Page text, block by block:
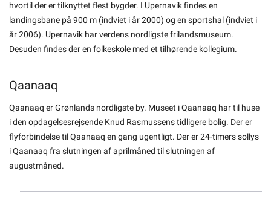
hvortil der er tilknyttet flest bygder. I Upernavik findes en
landingsbane på 900 m (indviet i år 2000) og en sportshal (indviet i
år 2006). Upernavik har verdens nordligste frilandsmuseum.
Desuden findes der en folkeskole med et tilhørende kollegium.
Qaanaaq
Qaanaaq er Grønlands nordligste by. Museet i Qaanaaq har til huse
i den opdagelsesrejsende Knud Rasmussens tidligere bolig. Der er
flyforbindelse til Qaanaaq en gang ugentligt. Der er 24-timers sollys
i Qaanaaq fra slutnin­gen af aprilmåned til slutningen af
augustmåned.